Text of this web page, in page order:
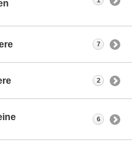
7
2
6